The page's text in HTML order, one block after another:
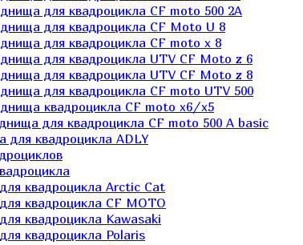
для квадроцикла CF moto 500 2A
для квадроцикла CF Moto U 8
для квадроцикла CF moto x 8
для квадроцикла UTV CF Moto z 6
для квадроцикла UTV CF Moto z 8
для квадроцикла СF moto UTV 500
квадроцикла СF moto x6/x5
для квадроцикла CF moto 500 A basic
для квадроцикла ADLY
квадроцикла Arctic Cat
квадроцикла CF MOTO
квадроцикла Kawasaki
квадроцикла Polaris